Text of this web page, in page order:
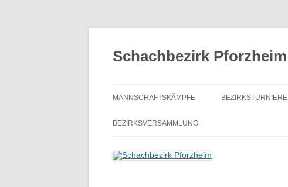
Schachbezirk Pforzheim
MANNSCHAFTSKÄMPFE
AUSSCHREIBUNG
BEZIRKSKLASSE
BEZIRKSTURNIERE
BEZIRKSVERSAMMLUNG